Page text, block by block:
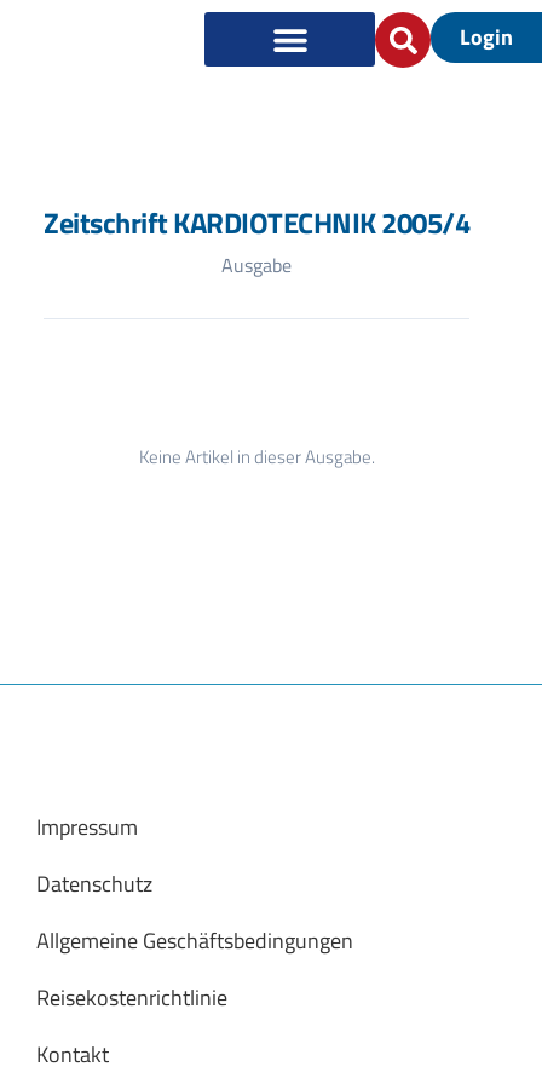
Login
Zeitschrift KARDIOTECHNIK 2005/4
Ausgabe
Keine Artikel in dieser Ausgabe.
Impressum
Datenschutz
Allgemeine Geschäftsbedingungen
Reisekostenrichtlinie
Kontakt